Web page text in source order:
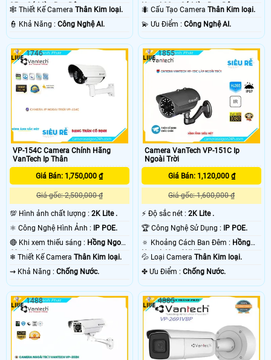
25m Có Màu Ban Ðêm.
🕸️ Thiết Kế Camera Thân Kim loại.
️👮 Khả Năng : Công Nghệ AI.
Ngoại 30m Có Màu Ban Ðêm.
🐜 Cấu Tạo CameraThân Kim loại.
️💫 Ưu Điểm :Công Nghệ AI.
VP-154C Camera Chính Hãng
VanTech Ip Thân
Giá Bán: 1,750,000 ₫
Giá gốc: 2,500,000 ₫
💯 Hình ảnh chất lượng : 2K Lite .
⚛️ Công Nghệ Hình Ảnh : IP POE.
🔴 Khi xem thiếu sáng : Hồng Ngoại
60m Led Array.
❄ Thiết Kế Camera Thân Kim loại.
️⇝ Khả Năng : Chống Nước.
1746
Camera VanTech VP-151C Ip
Ngoài Trời
Giá Bán: 1,120,000 ₫
Giá gốc: 1,600,000 ₫
️⚡ Độ sắc nét :2K Lite .
🏆 Công Nghệ Sử Dụng : IP POE.
🔅 Khoảng Cách Ban Đêm : Hồng
Ngoại 40m ONVIF.
💦 Loại CameraThân Kim loại.
️✤ Ưu Điểm :Chống Nước.
1855
1488 4885